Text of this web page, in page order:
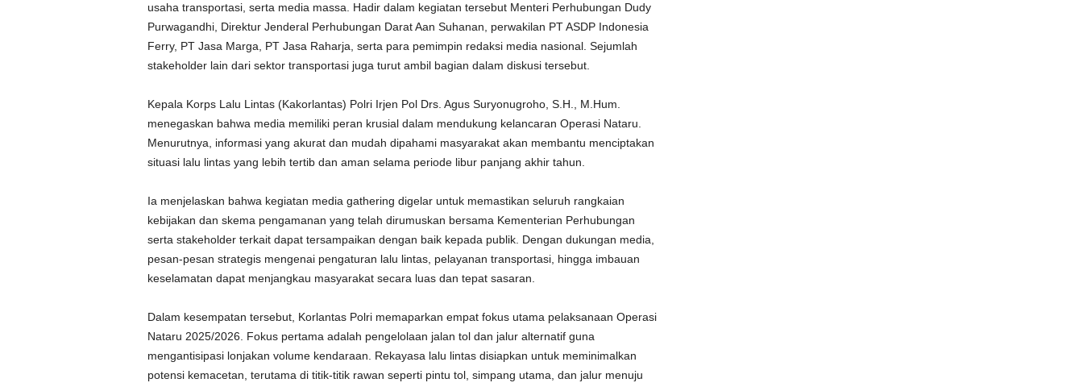
usaha transportasi, serta media massa. Hadir dalam kegiatan tersebut Menteri Perhubungan Dudy
Purwagandhi, Direktur Jenderal Perhubungan Darat Aan Suhanan, perwakilan PT ASDP Indonesia
Ferry, PT Jasa Marga, PT Jasa Raharja, serta para pemimpin redaksi media nasional. Sejumlah
stakeholder lain dari sektor transportasi juga turut ambil bagian dalam diskusi tersebut.
Kepala Korps Lalu Lintas (Kakorlantas) Polri Irjen Pol Drs. Agus Suryonugroho, S.H., M.Hum.
menegaskan bahwa media memiliki peran krusial dalam mendukung kelancaran Operasi Nataru.
Menurutnya, informasi yang akurat dan mudah dipahami masyarakat akan membantu menciptakan
situasi lalu lintas yang lebih tertib dan aman selama periode libur panjang akhir tahun.
Ia menjelaskan bahwa kegiatan media gathering digelar untuk memastikan seluruh rangkaian
kebijakan dan skema pengamanan yang telah dirumuskan bersama Kementerian Perhubungan
serta stakeholder terkait dapat tersampaikan dengan baik kepada publik. Dengan dukungan media,
pesan-pesan strategis mengenai pengaturan lalu lintas, pelayanan transportasi, hingga imbauan
keselamatan dapat menjangkau masyarakat secara luas dan tepat sasaran.
Dalam kesempatan tersebut, Korlantas Polri memaparkan empat fokus utama pelaksanaan Operasi
Nataru 2025/2026. Fokus pertama adalah pengelolaan jalan tol dan jalur alternatif guna
mengantisipasi lonjakan volume kendaraan. Rekayasa lalu lintas disiapkan untuk meminimalkan
potensi kemacetan, terutama di titik-titik rawan seperti pintu tol, simpang utama, dan jalur menuju